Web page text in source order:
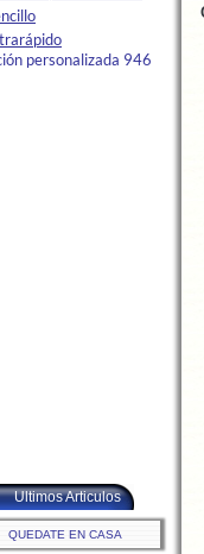
Ultimos Articulos
QUEDATE EN CASA